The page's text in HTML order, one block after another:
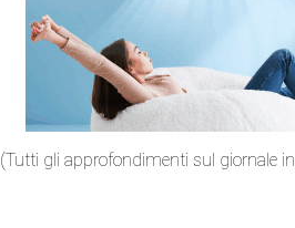
(Tutti gli approfondimenti sul giornale